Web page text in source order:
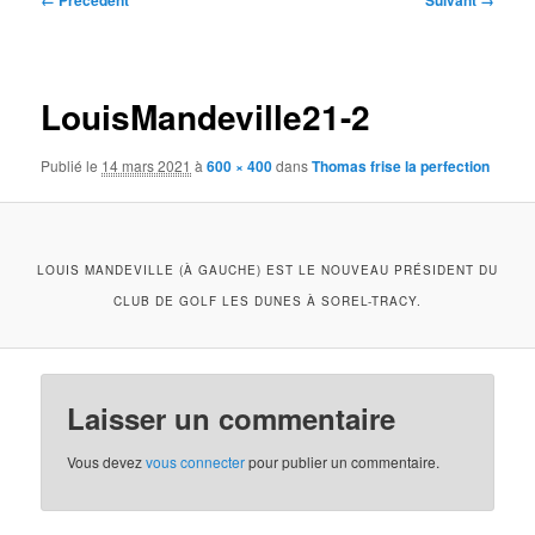
LouisMandeville21-2
Publié le 14 mars 2021 à600 × 400dansThomas frise la perfection
LOUIS MANDEVILLE (À GAUCHE) EST LE NOUVEAU PRÉSIDENT DU
CLUB DE GOLF LES DUNES À SOREL-TRACY.
Laisser un commentaire
Vous devezvous connecterpour publier un commentaire.